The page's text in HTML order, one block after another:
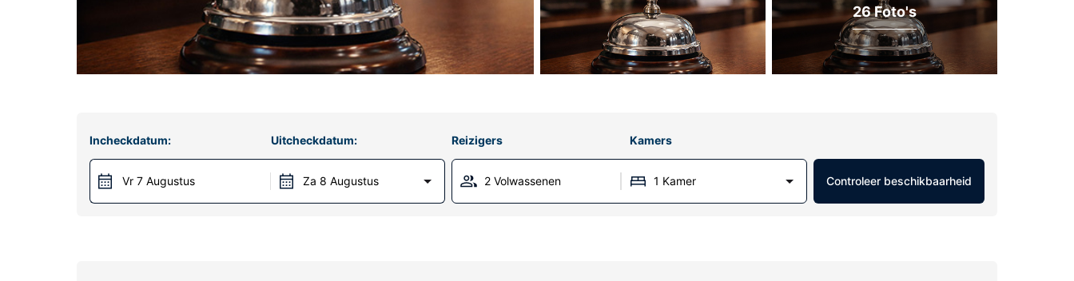
26 Foto's
Incheckdatum:
Vr 7 Augustus
Uitcheckdatum:
Za 8 Augustus
Reizigers Kamers
2 Volwassenen 1 Kamer Controleer beschikbaarheid